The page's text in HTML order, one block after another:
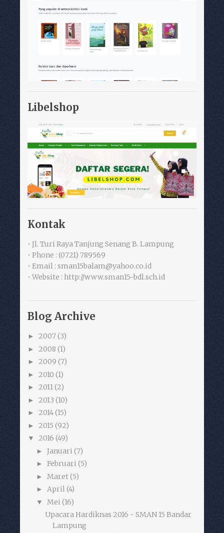
Libelshop
Kontak
• Jl. Turi Raya Tanjung Senang B. Lampung
• Phone : (0721) 789569
• Email : sman15balam@yahoo.co.id
• Website : http://www.sman15-bdl.sch.id
Blog Archive
► 2007 (3)
► 2008 (1)
► 2009 (7)
► 2010 (1)
► 2011(2)
► 2013 (10)
► 2014(15)
► 2015 (92)
▼ 2016 (49)
► Januari (7)
► Februari (5)
► Maret(5)
► April(4)
▼ Mei (16)
Upacara Hardiknas 2016 - SMAN 15 Bandar
Lampung